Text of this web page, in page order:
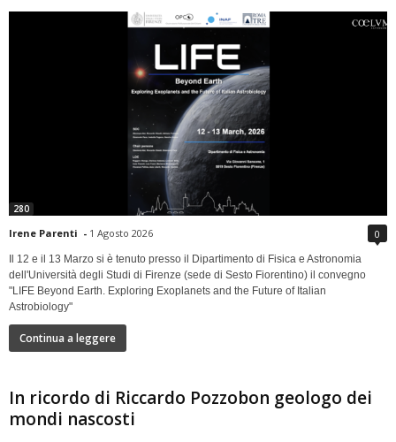
280
Irene Parenti - 1 Agosto 2026 0
Il 12 e il 13 Marzo si è tenuto presso il Dipartimento di Fisica e Astronomia
dell'Università degli Studi di Firenze (sede di Sesto Fiorentino) il convegno
"LIFE Beyond Earth. Exploring Exoplanets and the Future of Italian
Astrobiology"
Continua a leggere
In ricordo di Riccardo Pozzobon geologo dei
mondi nascosti